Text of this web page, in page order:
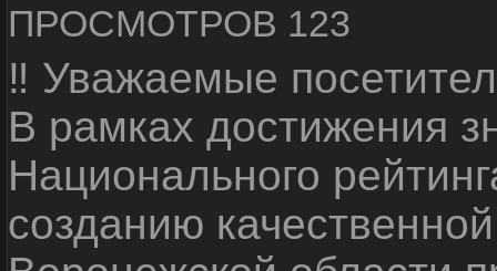
ПРОСМОТРОВ 123
‼ Уважаемые
В рамках достижения
Национального
созданию